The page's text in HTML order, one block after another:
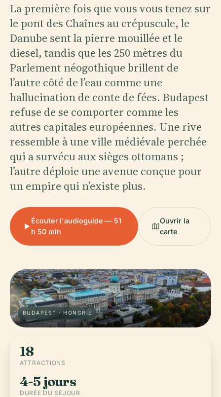
La première fois que vous vous tenez sur
le pont des Chaînes au crépuscule, le
Danube sent la pierre mouillée et le
diesel, tandis que les 250 mètres du
Parlement néogothique brillent de
l’autre côté de l’eau comme une
hallucination de conte de fées. Budapest
refuse de se comporter comme les
autres capitales européennes. Une rive
ressemble à une ville médiévale perchée
qui a survécu aux sièges ottomans ;
l’autre déploie une avenue conçue pour
un empire qui n’existe plus.
Écouter l'audioguide — 51
h 50 min
Ouvrir la
carte
BUDAPEST · HONGRIE
18
ATTRACTIONS
4-5 jours
DURÉE DU SÉJOUR